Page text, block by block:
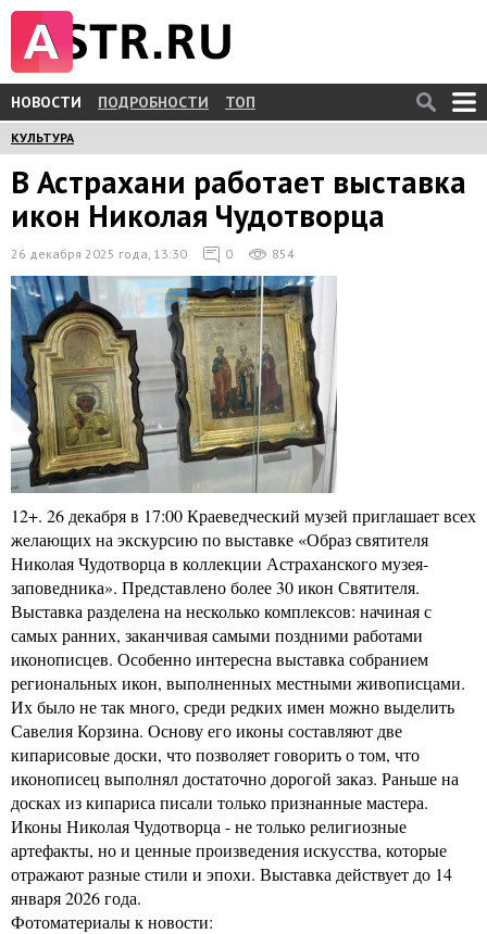
НОВОСТИ ПОДРОБНОСТИ ТОП
КУЛЬТУРА
В Астрахани работает выставка
икон Николая Чудотворца
26 декабря 2025 года, 13:30 0 854
12+. 26 декабря в 17:00 Краеведческий музей приглашает всех
желающих на экскурсию по выставке «Образ святителя
Николая Чудотворца в коллекции Астраханского музея-
заповедника». Представлено более 30 икон Святителя.
Выставка разделена на несколько комплексов: начиная с
самых ранних, заканчивая самыми поздними работами
иконописцев. Особенно интересна выставка собранием
региональных икон, выполненных местными живописцами.
Их было не так много, среди редких имен можно выделить
Савелия Корзина. Основу его иконы составляют две
кипарисовые доски, что позволяет говорить о том, что
иконописец выполнял достаточно дорогой заказ. Раньше на
досках из кипариса писали только признанные мастера.
Иконы Николая Чудотворца - не только религиозные
артефакты, но и ценные произведения искусства, которые
отражают разные стили и эпохи. Выставка действует до 14
января 2026 года.
Фотоматериалы к новости: